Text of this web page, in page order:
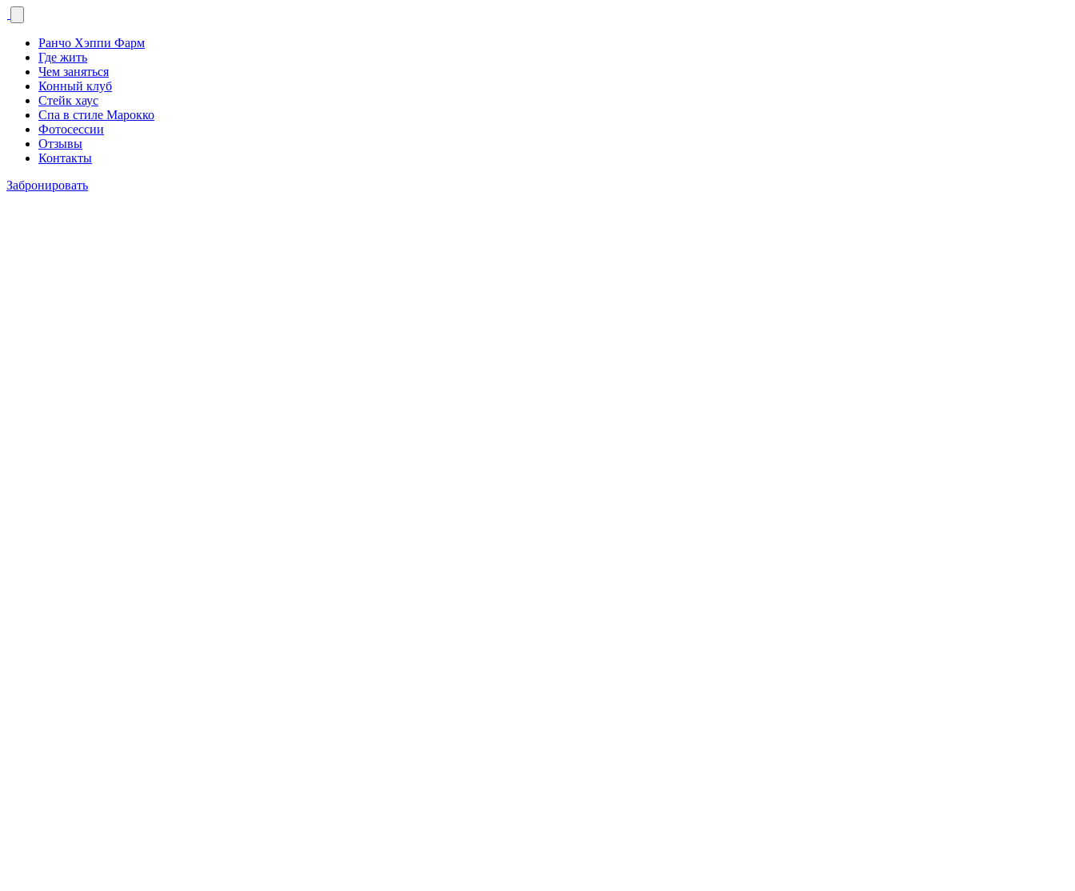
Ранчо Хэппи Фарм
Где жить
Чем заняться
Конный клуб
Стейк хаус
Спа в стиле Марокко
Фотосессии
Отзывы
Контакты
Забронировать